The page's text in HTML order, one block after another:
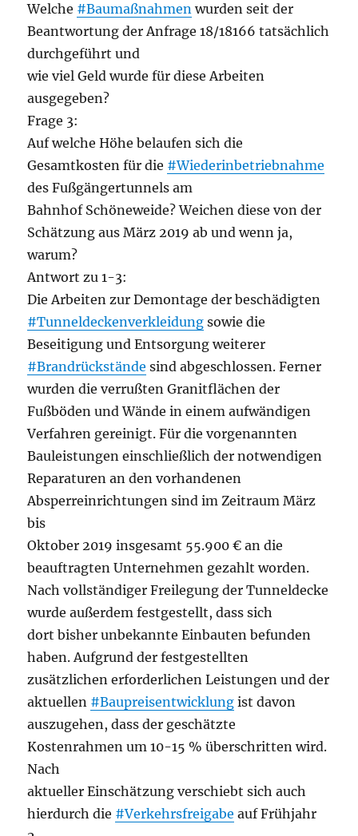
Welche #Baumaßnahmen wurden seit der
Beantwortung der Anfrage 18/18166 tatsächlich
durchgeführt und
wie viel Geld wurde für diese Arbeiten
ausgegeben?
Frage 3:
Auf welche Höhe belaufen sich die
Gesamtkosten für die #Wiederinbetriebnahme
des Fußgängertunnels am
Bahnhof Schöneweide? Weichen diese von der
Schätzung aus März 2019 ab und wenn ja,
warum?
Antwort zu 1-3:
Die Arbeiten zur Demontage der beschädigten
#Tunneldeckenverkleidung sowie die
Beseitigung und Entsorgung weiterer
#Brandrückstände sind abgeschlossen. Ferner
wurden die verrußten Granitflächen der
Fußböden und Wände in einem aufwändigen
Verfahren gereinigt. Für die vorgenannten
Bauleistungen einschließlich der notwendigen
Reparaturen an den vorhandenen
Absperreinrichtungen sind im Zeitraum März
bis
Oktober 2019 insgesamt 55.900 € an die
beauftragten Unternehmen gezahlt worden.
Nach vollständiger Freilegung der Tunneldecke
wurde außerdem festgestellt, dass sich
dort bisher unbekannte Einbauten befunden
haben. Aufgrund der festgestellten
zusätzlichen erforderlichen Leistungen und der
aktuellen #Baupreisentwicklung ist davon
auszugehen, dass der geschätzte
Kostenrahmen um 10-15 % überschritten wird.
Nach
aktueller Einschätzung verschiebt sich auch
hierdurch die #Verkehrsfreigabe auf Frühjahr